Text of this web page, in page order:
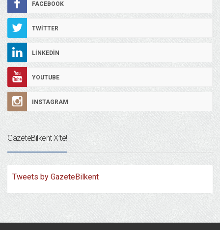
FACEBOOK
TWITTER
LINKEDIN
YOUTUBE
INSTAGRAM
GazeteBilkent X’te!
Tweets by GazeteBilkent